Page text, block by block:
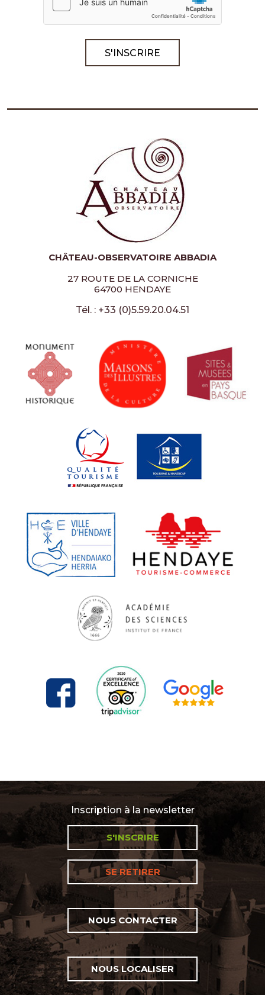
CHÂTEAU-OBSERVATOIRE ABBADIA
27 ROUTE DE LA CORNICHE
64700 HENDAYE
Tél. : +33 (0)5.59.20.04.51
Inscription à la newsletter
S'INSCRIRE
SE RETIRER
NOUS CONTACTER
NOUS LOCALISER